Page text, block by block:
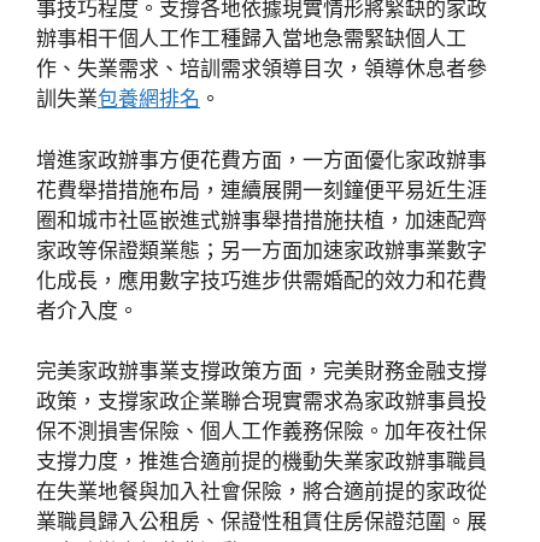
事技巧程度。支撐各地依據現實情形將緊缺的家政
辦事相干個人工作工種歸入當地急需緊缺個人工
作、失業需求、培訓需求領導目次，領導休息者參
訓失業包養網排名 。
增進家政辦事方便花費方面，一方面優化家政辦事
花費舉措措施布局，連續展開一刻鐘便平易近生涯
圈和城市社區嵌進式辦事舉措措施扶植，加速配齊
家政等保證類業態；另一方面加速家政辦事業數字
化成長，應用數字技巧進步供需婚配的效力和花費
者介入度。
完美家政辦事業支撐政策方面，完美財務金融支撐
政策，支撐家政企業聯合現實需求為家政辦事員投
保不測損害保險、個人工作義務保險。加年夜社保
支撐力度，推進合適前提的機動失業家政辦事職員
在失業地餐與加入社會保險，將合適前提的家政從
業職員歸入公租房、保證性租賃住房保證范圍。展